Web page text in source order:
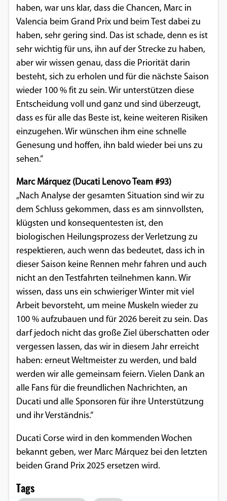
haben, war uns klar, dass die Chancen, Marc in
Valencia beim Grand Prix und beim Test dabei zu
haben, sehr gering sind. Das ist schade, denn es ist
sehr wichtig für uns, ihn auf der Strecke zu haben,
aber wir wissen genau, dass die Priorität darin
besteht, sich zu erholen und für die nächste Saison
wieder 100 % fit zu sein. Wir unterstützen diese
Entscheidung voll und ganz und sind überzeugt,
dass es für alle das Beste ist, keine weiteren Risiken
einzugehen. Wir wünschen ihm eine schnelle
Genesung und hoffen, ihn bald wieder bei uns zu
sehen.“
Marc Márquez (Ducati Lenovo Team #93)
„Nach Analyse der gesamten Situation sind wir zu
dem Schluss gekommen, dass es am sinnvollsten,
klügsten und konsequentesten ist, den
biologischen Heilungsprozess der Verletzung zu
respektieren, auch wenn das bedeutet, dass ich in
dieser Saison keine Rennen mehr fahren und auch
nicht an den Testfahrten teilnehmen kann. Wir
wissen, dass uns ein schwieriger Winter mit viel
Arbeit bevorsteht, um meine Muskeln wieder zu
100 % aufzubauen und für 2026 bereit zu sein. Das
darf jedoch nicht das große Ziel überschatten oder
vergessen lassen, das wir in diesem Jahr erreicht
haben: erneut Weltmeister zu werden, und bald
werden wir alle gemeinsam feiern. Vielen Dank an
alle Fans für die freundlichen Nachrichten, an
Ducati und alle Sponsoren für ihre Unterstützung
und ihr Verständnis.“
Ducati Corse wird in den kommenden Wochen
bekannt geben, wer Marc Márquez bei den letzten
beiden Grand Prix 2025 ersetzen wird.
Tags
Vimeo
Google Maps
Anbieter:
Google